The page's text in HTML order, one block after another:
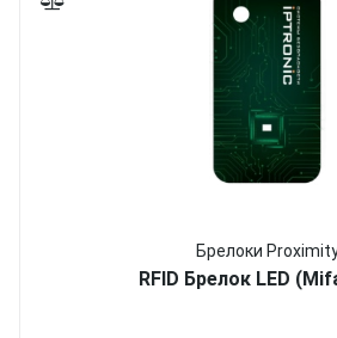
Брелоки
RFID Брелок LED